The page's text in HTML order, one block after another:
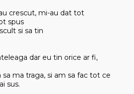
crescut, mi-au dat tot
spus
si sa tin
dar eu tin orice ar fi,
sa ma traga, si am sa fac tot ce
sus.